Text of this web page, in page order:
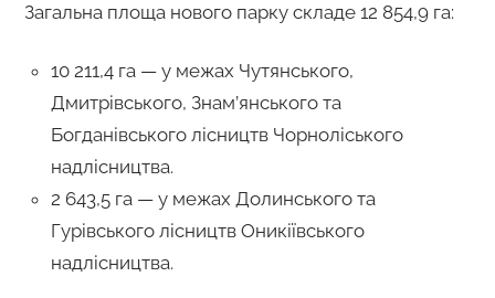
Загальна площа нового парку складе 12 854,9 га:
10 211,4 га — у межах Чутянського,
Дмитрівського, Знам’янського та
Богданівського лісництв Чорноліського
надлісництва.
2 643,5 га — у межах Долинського та
Гурівського лісництв Оникіївського
надлісництва.